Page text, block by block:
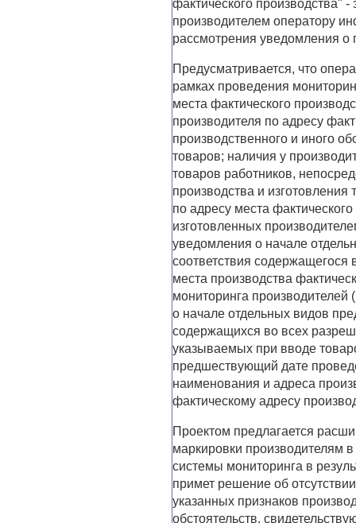
фактического производства"
производителем оператору
рассмотрения уведомления о
Предусматривается, что
рамках проведения
места фактического
производителя по адресу
производственного и иного
товаров; наличия у
товаров работников,
производства и
по адресу места
изготовленных
уведомления о начале
соответствия
места производства
мониторинга
о начале отдельных видов
содержащихся во всех
указываемых при вводе
предшествующий дате
наименования и адреса
фактическому адресу
Проектом предлагается
маркировки производителям
системы мониторинга в
примет решение об
указанных признаков
обстоятельств,